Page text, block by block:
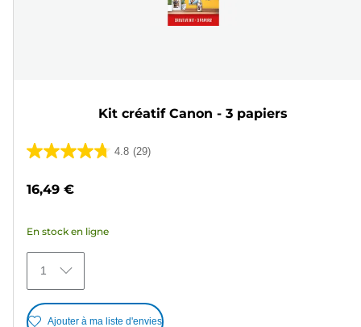
Kit créatif Canon - 3 papiers
4.8 (29)
4.8
5
29
avis
16,49 €
En stock en ligne
1
Ajouter à ma liste d'envies